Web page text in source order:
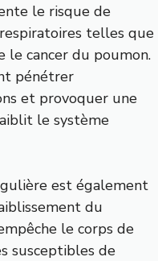
le risque de
telles que
le cancer du poumon.
pénétrer
et provoquer une
le système
est également
du
le corps de
susceptibles de